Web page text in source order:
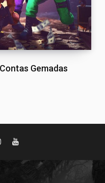
Gemadas